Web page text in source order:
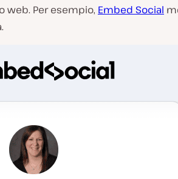
web. Per esempio, Embed Social